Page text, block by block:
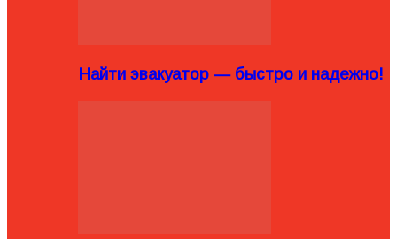
Найти эвакуатор — быстро и надежно!